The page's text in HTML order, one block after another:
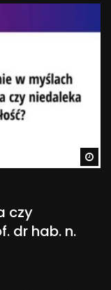
czy
dr hab. n.